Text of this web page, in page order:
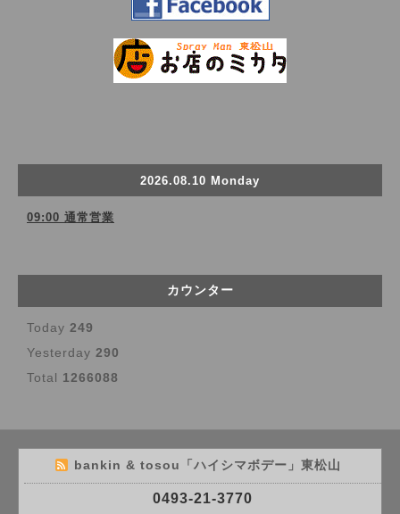
2026.08.10 Monday
09:00 通常営業
カウンター
Today 249
Yesterday 290
Total 1266088
bankin & tosou「ハイシマボデー」東松山
0493-21-3770